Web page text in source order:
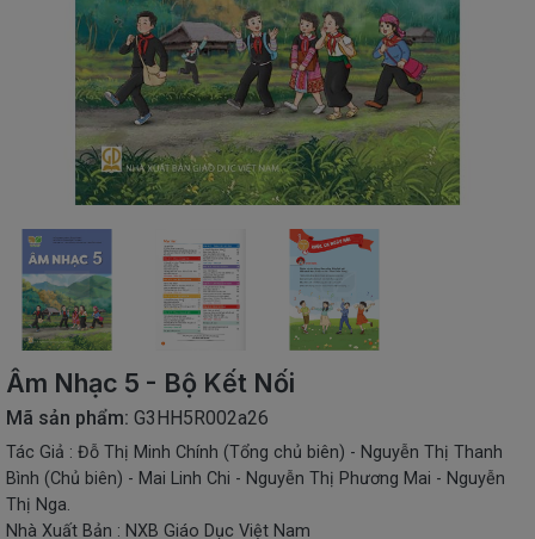
SÁCH
THIẾU
SÁCH
TIẾNG
SÁCH
NGOẠI
NGỮ
VPP
-
ĐỒ
DÙNG
HỌC
SINH
QUÀ
TẶNG
-
ĐỒ
CHƠI
Âm Nhạc 5 - Bộ Kết Nối
Mã sản phẩm: G3HH5R002a26
Tác Giả : Đỗ Thị Minh Chính (Tổng chủ biên) - Nguyễn Thị Thanh
Bình (Chủ biên) - Mai Linh Chi - Nguyễn Thị Phương Mai - Nguyễn
Thị Nga.
Nhà Xuất Bản : NXB Giáo Dục Việt Nam